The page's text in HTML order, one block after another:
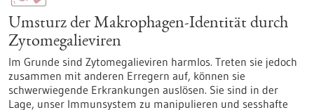
Umsturz der Makrophagen-Identität durch
Zytomegalieviren
Im Grunde sind Zytomegalieviren harmlos. Treten sie jedoch
zusammen mit anderen Erregern auf, können sie
schwerwiegende Erkrankungen auslösen. Sie sind in der
Lage, unser Immunsystem zu manipulieren und sesshafte